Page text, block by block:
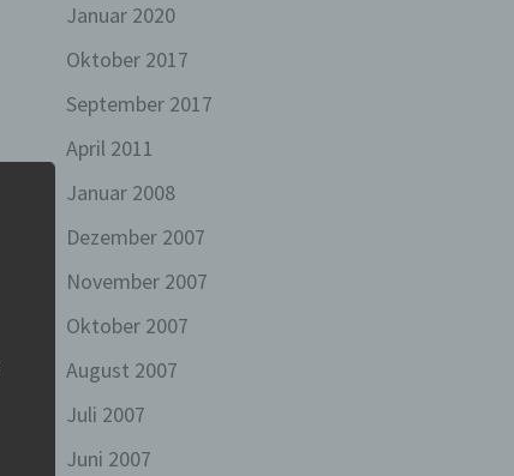
Januar 2020
Oktober 2017
September 2017
April 2011
Januar 2008
Dezember 2007
November 2007
Oktober 2007
August 2007
Juli 2007
Juni 2007